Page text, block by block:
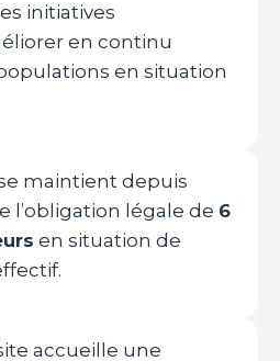
initiatives
en continu
en situation
maintient depuis
l’obligation légale de 6
en situation de
accueille une